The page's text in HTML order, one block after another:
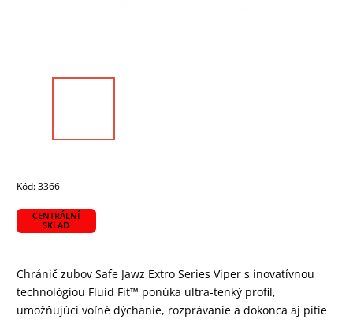
Kód:3366
CENTRÁLNÍ
SKLAD
Chránič zubov Safe Jawz Extro Series Viper s inovatívnou
technológiou Fluid Fit™ ponúka ultra-tenký profil,
umožňujúci voľné dýchanie, rozprávanie a dokonca aj pitie